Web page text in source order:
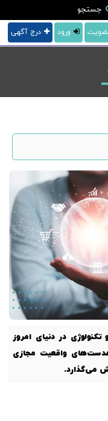
جستجو
درج آگهی ورود
در دنیای امروز
واقعیت مجازی
می‌گذارد.